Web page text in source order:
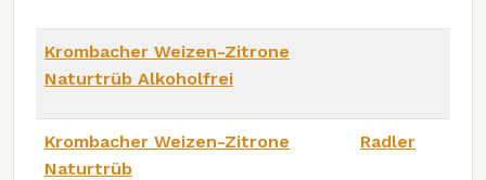
Krombacher Weizen-Zitrone
Naturtrüb Alkoholfrei
Krombacher Weizen-Zitrone
Naturtrüb
Radler